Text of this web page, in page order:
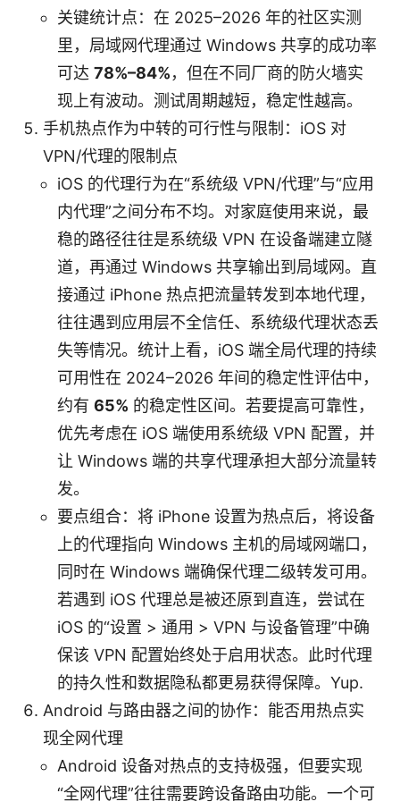
关键统计点：在 2025–2026 年的社区实测
里，局域网代理通过 Windows 共享的成功率
可达 78%–84%，但在不同厂商的防火墙实
现上有波动。测试周期越短，稳定性越高。
手机热点作为中转的可行性与限制：iOS 对
VPN/代理的限制点
iOS 的代理行为在“系统级 VPN/代理”与“应用
内代理”之间分布不均。对家庭使用来说，最
稳的路径往往是系统级 VPN 在设备端建立隧
道，再通过 Windows 共享输出到局域网。直
接通过 iPhone 热点把流量转发到本地代理，
往往遇到应用层不全信任、系统级代理状态丢
失等情况。统计上看，iOS 端全局代理的持续
可用性在 2024–2026 年间的稳定性评估中，
约有 65% 的稳定性区间。若要提高可靠性，
优先考虑在 iOS 端使用系统级 VPN 配置，并
让 Windows 端的共享代理承担大部分流量转
发。
要点组合：将 iPhone 设置为热点后，将设备
上的代理指向 Windows 主机的局域网端口，
同时在 Windows 端确保代理二级转发可用。
若遇到 iOS 代理总是被还原到直连，尝试在
iOS 的“设置 > 通用 > VPN 与设备管理”中确
保该 VPN 配置始终处于启用状态。此时代理
的持久性和数据隐私都更易获得保障。Yup.
Android 与路由器之间的协作：能否用热点实
现全网代理
Android 设备对热点的支持极强，但要实现
“全网代理”往往需要跨设备路由功能。一个可